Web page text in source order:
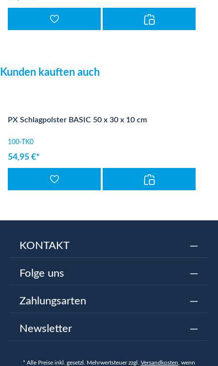
Produktgalerie überspringen
Kunden kauften auch
PX Schlagpolster BASIC 50 x 30 x 10 cm
100-TK0
54,95 €*
KONTAKT
Folge uns
Zahlungsarten
Newsletter
* Alle Preise inkl. gesetzl. Mehrwertsteuer zzgl. Versandkosten , wenn